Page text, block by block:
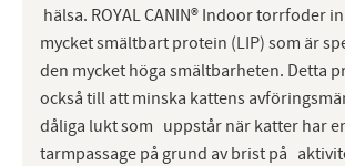
hälsa. ROYAL CANIN® Indoor torrfoder
mycket smältbart protein (LIP) som är
den mycket höga smältbarheten. Detta
också till att minska kattens
dåliga lukt som uppstår när katter har
tarmpassage på grund av brist på